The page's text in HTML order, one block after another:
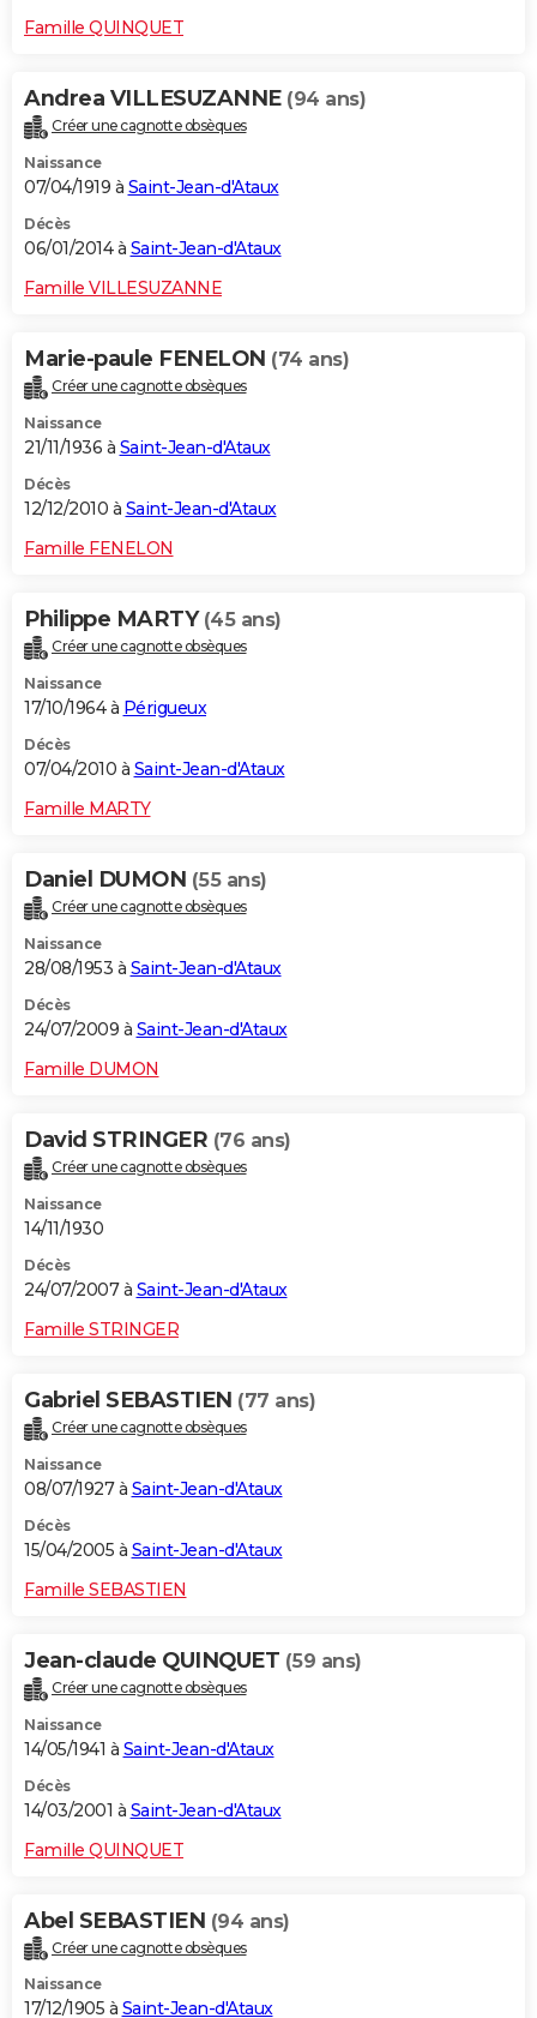
Famille QUINQUET
Andrea VILLESUZANNE (94 ans)
Créer une cagnotte obsèques
Naissance
07/04/1919 à Saint-Jean-d'Ataux
Décès
06/01/2014 à Saint-Jean-d'Ataux
Famille VILLESUZANNE
Marie-paule FENELON (74 ans)
Créer une cagnotte obsèques
Naissance
21/11/1936 à Saint-Jean-d'Ataux
Décès
12/12/2010 à Saint-Jean-d'Ataux
Famille FENELON
Philippe MARTY (45 ans)
Créer une cagnotte obsèques
Naissance
17/10/1964 à Périgueux
Décès
07/04/2010 à Saint-Jean-d'Ataux
Famille MARTY
Daniel DUMON (55 ans)
Créer une cagnotte obsèques
Naissance
28/08/1953 à Saint-Jean-d'Ataux
Décès
24/07/2009 à Saint-Jean-d'Ataux
Famille DUMON
David STRINGER (76 ans)
Créer une cagnotte obsèques
Naissance
14/11/1930
Décès
24/07/2007 à Saint-Jean-d'Ataux
Famille STRINGER
Gabriel SEBASTIEN (77 ans)
Créer une cagnotte obsèques
Naissance
08/07/1927 à Saint-Jean-d'Ataux
Décès
15/04/2005 à Saint-Jean-d'Ataux
Famille SEBASTIEN
Jean-claude QUINQUET (59 ans)
Créer une cagnotte obsèques
Naissance
14/05/1941 à Saint-Jean-d'Ataux
Décès
14/03/2001 à Saint-Jean-d'Ataux
Famille QUINQUET
Abel SEBASTIEN (94 ans)
Créer une cagnotte obsèques
Naissance
17/12/1905 à Saint-Jean-d'Ataux